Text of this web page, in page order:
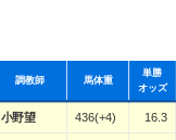
調教師 馬体重
単勝
オッズ
小野望 436(+4) 16.3